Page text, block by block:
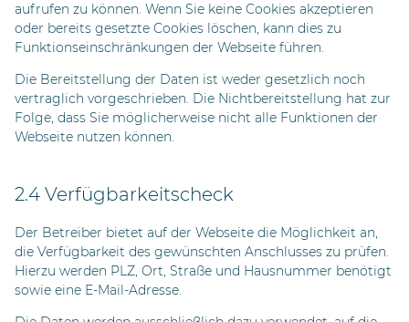
aufrufen zu können. Wenn Sie keine Cookies akzeptieren
oder bereits gesetzte Cookies löschen, kann dies zu
Funktionseinschränkungen der Webseite führen.
Die Bereitstellung der Daten ist weder gesetzlich noch
vertraglich vorgeschrieben. Die Nichtbereitstellung hat zur
Folge, dass Sie möglicherweise nicht alle Funktionen der
Webseite nutzen können.
2.4 Verfügbarkeitscheck
Der Betreiber bietet auf der Webseite die Möglichkeit an,
die Verfügbarkeit des gewünschten Anschlusses zu prüfen.
Hierzu werden PLZ, Ort, Straße und Hausnummer benötigt
sowie eine E-Mail-Adresse.